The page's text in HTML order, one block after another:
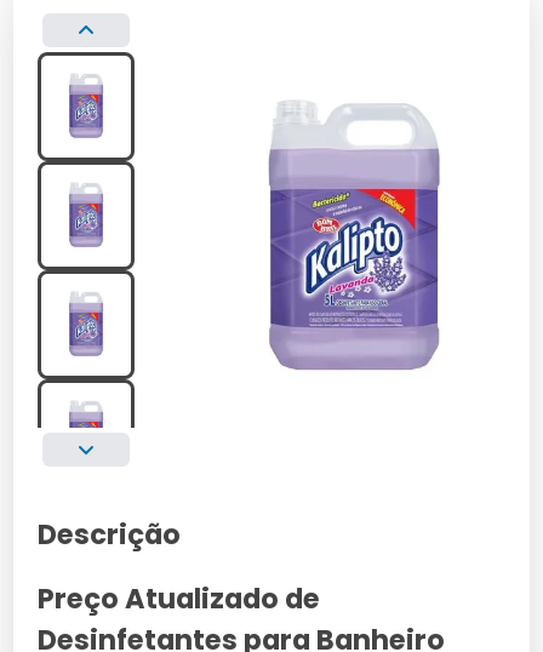
Descrição
Preço Atualizado de
Desinfetantes para Banheiro